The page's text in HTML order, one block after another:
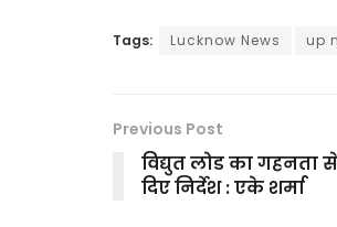
Tags: Lucknow News up
Previous Post
विद्युत लोड का गहनता
दिए निर्देश : एके शर्मा